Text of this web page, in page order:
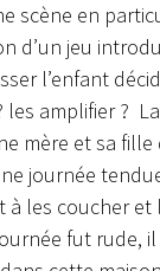
scène en
d’un jeu
l’enfant
les amplifier ?
mère et sa
journée
à les coucher
fut rude,